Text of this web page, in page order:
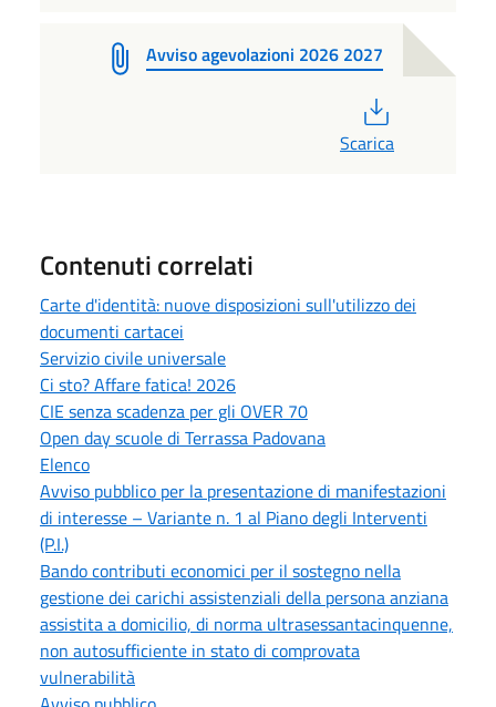
Avviso agevolazioni 2026 2027
Scarica
Contenuti correlati
Carte d'identità: nuove disposizioni sull'utilizzo dei
documenti cartacei
Servizio civile universale
Ci sto? Affare fatica! 2026
CIE senza scadenza per gli OVER 70
Open day scuole di Terrassa Padovana
Elenco
Avviso pubblico per la presentazione di manifestazioni
di interesse – Variante n. 1 al Piano degli Interventi
(P.I.)
Bando contributi economici per il sostegno nella
gestione dei carichi assistenziali della persona anziana
assistita a domicilio, di norma ultrasessantacinquenne,
non autosufficiente in stato di comprovata
vulnerabilità